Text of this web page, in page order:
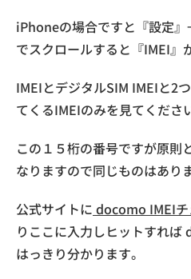
iPhoneの場合ですと『設定
でスクロールすると『IMEI』
IMEIとデジタルSIM IMEIと2
てくるIMEIのみを見てくださ
この１５桁の番号ですが原則
なりますので同じものはあり
公式サイトに docomo IMEIチ
りここに入力しヒットすれ
はっきり分かります。